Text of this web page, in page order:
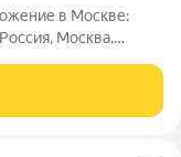
в Москве:
Общая информация: